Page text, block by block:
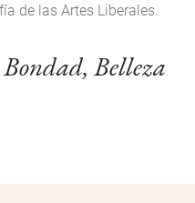
de las Artes Liberales.
Belleza